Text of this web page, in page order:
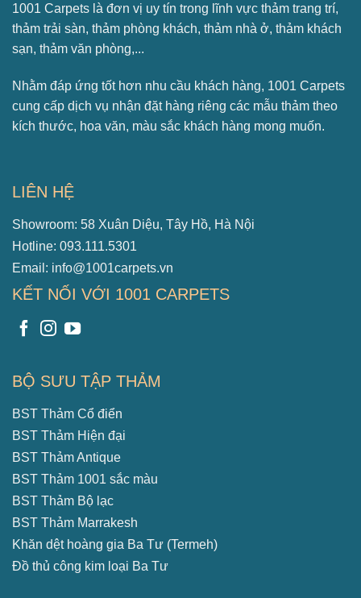
1001 Carpets là đơn vị uy tín trong lĩnh vực thảm trang trí,
thảm trải sàn, thảm phòng khách, thảm nhà ở, thảm khách
sạn, thảm văn phòng,...
Nhằm đáp ứng tốt hơn nhu cầu khách hàng, 1001 Carpets
cung cấp dịch vụ nhận đặt hàng riêng các mẫu thảm theo
kích thước, hoa văn, màu sắc khách hàng mong muốn.
LIÊN HỆ
Showroom: 58 Xuân Diệu, Tây Hồ, Hà Nội
Hotline: 093.111.5301
Email: info@1001carpets.vn
KẾT NỐI VỚI 1001 CARPETS
BỘ SƯU TẬP THẢM
BST Thảm Cổ điển
BST Thảm Hiện đại
BST Thảm Antique
BST Thảm 1001 sắc màu
BST Thảm Bộ lạc
BST Thảm Marrakesh
Khăn dệt hoàng gia Ba Tư (Termeh)
Đồ thủ công kim loại Ba Tư